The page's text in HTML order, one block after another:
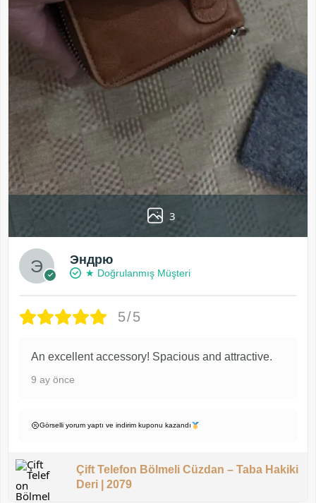
3
Эндрю
★ Doğrulanmış Müşteri
5/5
An excellent accessory! Spacious and attractive.
9 ay önce
Görselli yorum yaptı ve indirim kuponu kazandı
Çift Telefon Bölmeli Cüzdan – Taba Hakiki
Deri | 2079